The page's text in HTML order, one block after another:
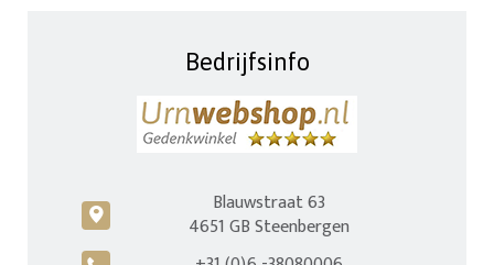
Bedrijfsinfo
c
Blauwstraat 63
4651 GB Steenbergen